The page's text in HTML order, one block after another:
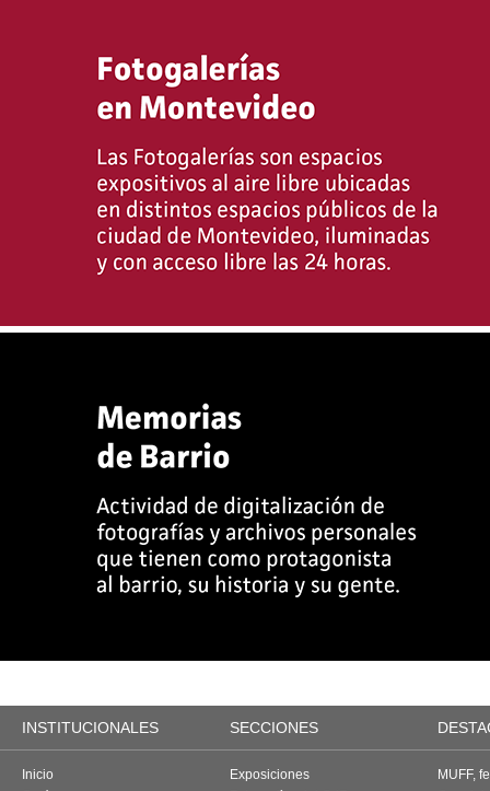
INSTITUCIONALES SECCIONES
Inicio
Exposiciones
MUFF,